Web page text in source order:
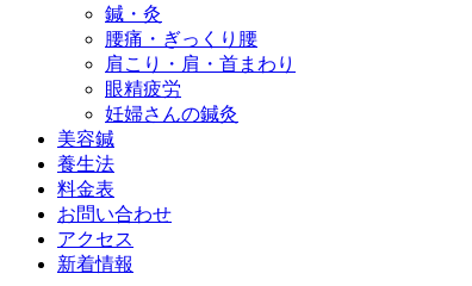
鍼・灸
腰痛・ぎっくり腰
肩こり・肩・首まわり
眼精疲労
妊婦さんの鍼灸
美容鍼
養生法
料金表
お問い合わせ
アクセス
新着情報